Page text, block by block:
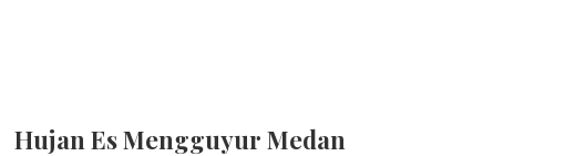
Hujan Es Mengguyur Medan